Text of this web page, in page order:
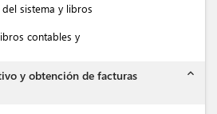
sistema y libros
contables y
y obtención de facturas
expand_less